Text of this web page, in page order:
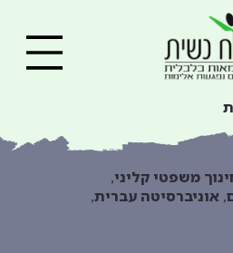
משפטי קליני,
עברית,